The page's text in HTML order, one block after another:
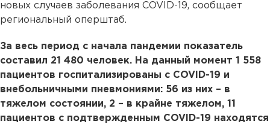
новых случаев заболевания COVID-19, сообщает
региональный оперштаб.
За весь период с начала пандемии показатель
составил 21 480 человек. На данный момент 1 558
пациентов госпитализированы с COVID-19 и
внебольничными пневмониями: 56 из них – в
тяжелом состоянии, 2 – в крайне тяжелом, 11
пациентов с подтвержденным COVID-19 находятся